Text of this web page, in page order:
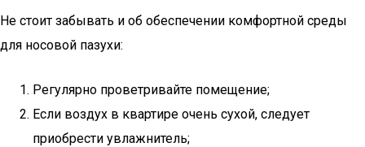
Не стоит забывать и об обеспечении комфортной среды
для носовой пазухи:
Регулярно проветривайте помещение;
Если воздух в квартире очень сухой, следует
приобрести увлажнитель;